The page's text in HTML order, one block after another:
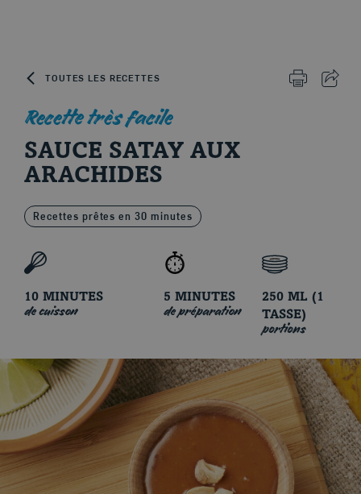
Le porc d'ici
Coupes et cuissons
TOUTES LES RECETTES IMPRIMER
Recette très facile
SAUCE SATAY AUX
ARACHIDES
Recettes prêtes en 30 minutes
10 MINUTES
de cuisson
5 MINUTES
de préparation
250 ML (1
TASSE)
portions